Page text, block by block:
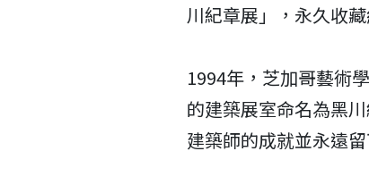
川紀章展」，永久收
1994年，芝加哥藝術
的建築展室命名為黑
建築師的成就並永遠